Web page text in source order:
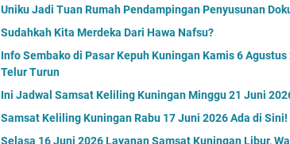
Uniku Jadi Tuan Rumah Pendampingan Penyusunan
Sudahkah Kita Merdeka Dari Hawa Nafsu?
Info Sembako di Pasar Kepuh Kuningan Kamis 6 Agustus
Telur Turun
Ini Jadwal Samsat Keliling Kuningan Minggu 21 Juni
Samsat Keliling Kuningan Rabu 17 Juni 2026 Ada di Sini!
Selasa 16 Juni 2026 Layanan Samsat Kuningan Libur,